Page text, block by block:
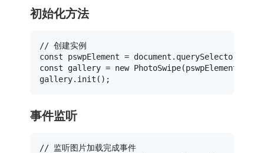
初始化方法
// 创建实例
const pswpElement = document . querySelector
const gallery = new PhotoSwipe(pswpElement,
gallery. init
事件监听
// 监听图片加载完成事件